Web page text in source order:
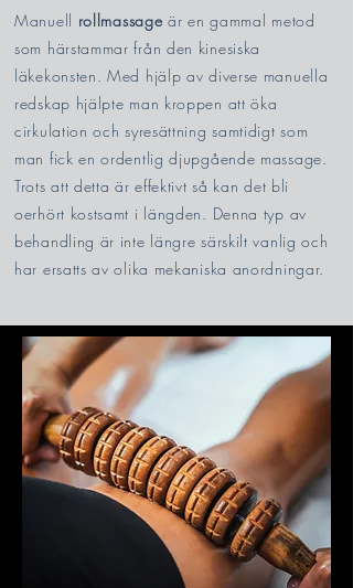
Manuell rollmassage är en gammal metod
som härstammar från den kinesiska
läkekonsten. Med hjälp av diverse manuella
redskap hjälpte man kroppen att öka
cirkulation och syresättning samtidigt som
man fick en ordentlig djupgående massage.
Trots att detta är effektivt så kan det bli
oerhört kostsamt i längden. Denna typ av
behandling är inte längre särskilt vanlig och
har ersatts av olika mekaniska anordningar.